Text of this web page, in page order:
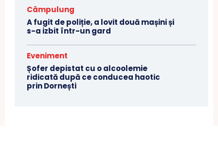
Câmpulung
A fugit de poliție, a lovit două mașini și
s-a izbit într-un gard
Eveniment
Șofer depistat cu o alcoolemie
ridicată după ce conducea haotic
prin Dornești